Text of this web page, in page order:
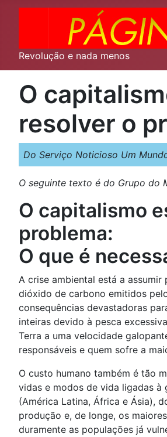
Revolução e nada menos
O
resolver o
Do Serviço Noticioso Um
O seguinte texto é do Grupo do
O capitalismo
problema:
O que é
A crise ambiental está a
dióxido de carbono emitidos
consequências devastadoras
inteiras devido à pesca
Terra a uma velocidade
responsáveis e quem sofre a
O custo humano também é tão
vidas e modos de vida ligadas à
(América Latina, África e Ásia),
produção e, de longe, os
duramente as populações já